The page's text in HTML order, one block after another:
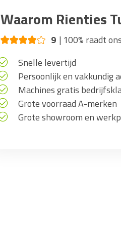
Waarom Rienties
9 100% raadt
Snelle levertijd
Persoonlijk en vakkundig
Machines gratis
Grote voorraad A-merken
Grote showroom en